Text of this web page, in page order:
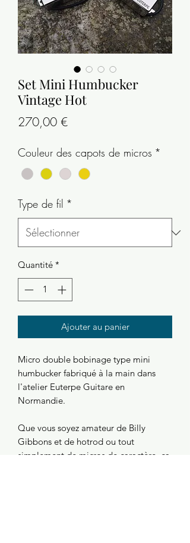
Set Mini Humbucker
Vintage Hot
270,00 €Prix
Couleur des capots de micros *
Type de fil *
Quantité *
Ajouter au panier
Micro double bobinage type mini
humbucker fabriqué à la main dans
l'atelier Euterpe Guitare en
Normandie.
Que vous soyez amateur de Billy
Gibbons et de hotrod ou tout
simplement de micros de caractère, ça